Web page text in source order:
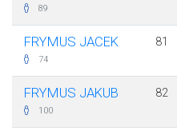
89
FRYMUS JACEK
74
81
FRYMUS JAKUB
100
82